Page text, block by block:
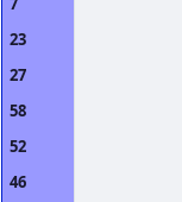
23
27
58
52
46